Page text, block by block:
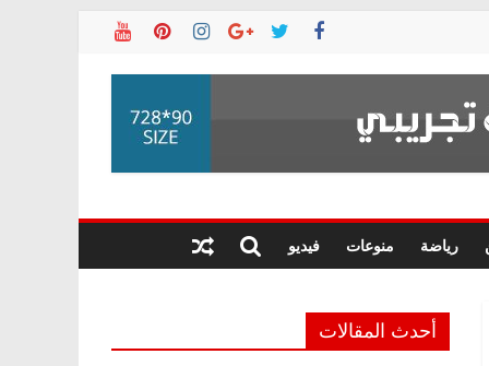
رياضة منوعات فيديو
أحدث المقالات